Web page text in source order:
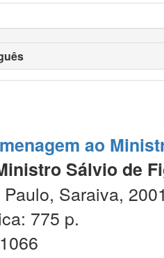
ao
Sálvio de
Saraiva,
775 p.